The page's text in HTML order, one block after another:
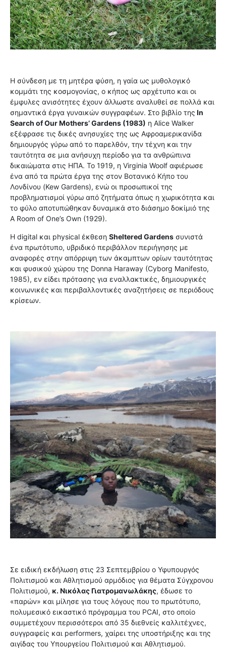
Η σύνδεση με τη μητέρα φύση, η γαία ως μυθολογικό
κομμάτι της κοσμογονίας, ο κήπος ως αρχέτυπο και οι
έμφυλες ανισότητες έχουν άλλωστε αναλυθεί σε πολλά και
σημαντικά έργα γυναικών συγγραφέων. Στο βιβλίο της In
Search of Our Mothers’ Gardens (1983) η Αlice Walker
εξέφρασε τις δικές ανησυχίες της ως Αφροαμερικανίδα
δημιουργός γύρω από το παρελθόν, την τέχνη και την
ταυτότητα σε μια ανήσυχη περίοδο για τα ανθρώπινα
δικαιώματα στις ΗΠΑ. Το 1919, η Virginia Woolf αφιέρωσε
ένα από τα πρώτα έργα της στον Βοτανικό Κήπο του
Λονδίνου (Kew Gardens), ενώ οι προσωπικοί της
προβληματισμοί γύρω από ζητήματα όπως η χωρικότητα και
το φύλο αποτυπώθηκαν δυναμικά στο διάσημο δοκίμιό της
A Room of One’s Own (1929).
Η digital και physical έκθεση Sheltered Gardens συνιστά
ένα πρωτότυπο, υβριδικό περιβάλλον περιήγησης με
αναφορές στην απόρριψη των άκαμπτων ορίων ταυτότητας
και φυσικού χώρου της Donna Haraway (Cyborg Manifesto,
1985), εν είδει πρότασης για εναλλακτικές, δημιουργικές
κοινωνικές και περιβαλλοντικές αναζητήσεις σε περιόδους
κρίσεων.
Σε ειδική εκδήλωση στις 23 Σεπτεμβρίου ο Υφυπουργός
Πολιτισμού και Αθλητισμού αρμόδιος για θέματα Σύγχρονου
Πολιτισμού, κ. Νικόλας Γιατρομανωλάκης, έδωσε το
«παρών» και μίλησε για τους λόγους που το πρωτότυπο,
πολυμεσικό εικαστικό πρόγραμμα του PCAI, στο οποίο
συμμετέχουν περισσότεροι από 35 διεθνείς καλλιτέχνες,
συγγραφείς και performers, χαίρει της υποστήριξης και της
αιγίδας του Υπουργείου Πολιτισμού και Αθλητισμού.